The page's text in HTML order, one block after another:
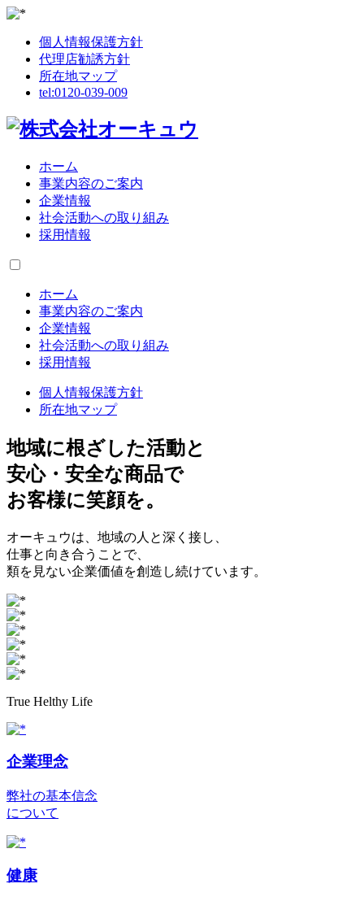
個人情報保護方針
代理店勧誘方針
所在地マップ
tel:0120-039-009
ホーム
事業内容のご案内
企業情報
社会活動への取り組み
採用情報
ホーム
事業内容のご案内
企業情報
社会活動への取り組み
採用情報
個人情報保護方針
所在地マップ
地域に根ざした活動と
安心・安全な商品で
お客様に笑顔を。
オーキュウは、地域の人と深く接し、
仕事と向き合うことで、
類を見ない企業価値を創造し続けています。
True Helthy Life
企業理念
弊社の基本信念
について
健康